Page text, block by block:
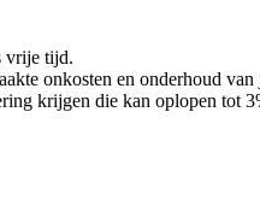
vrije tijd.
onkosten en onderhoud
krijgen die kan oplopen tot